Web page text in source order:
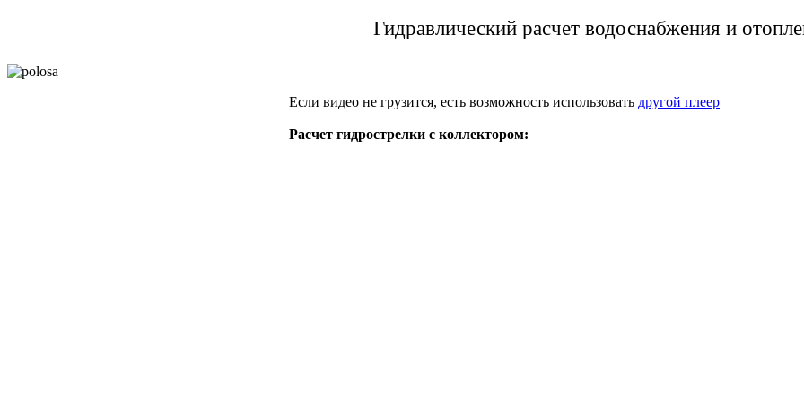
Гидравлический расчет водоснабжения и
Если видео не грузится, есть возможность использовать другой плеер
Расчет гидрострелки с коллектором: